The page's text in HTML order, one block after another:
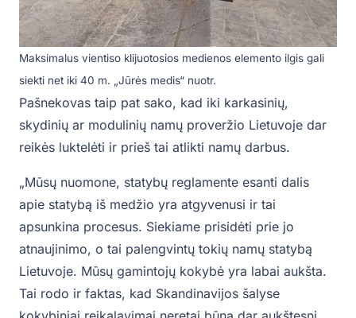
Maksimalus vientiso klijuotosios medienos elemento ilgis gali
siekti net iki 40 m. „Jūrės medis“ nuotr.
Pašnekovas taip pat sako, kad iki karkasinių,
skydinių ar modulinių namų proveržio Lietuvoje dar
reikės luktelėti ir prieš tai atlikti namų darbus.
„Mūsų nuomone, statybų reglamente esanti dalis
apie statybą iš medžio yra atgyvenusi ir tai
apsunkina procesus. Siekiame prisidėti prie jo
atnaujinimo, o tai palengvintų tokių namų statybą
Lietuvoje. Mūsų gamintojų kokybė yra labai aukšta.
Tai rodo ir faktas, kad Skandinavijos šalyse